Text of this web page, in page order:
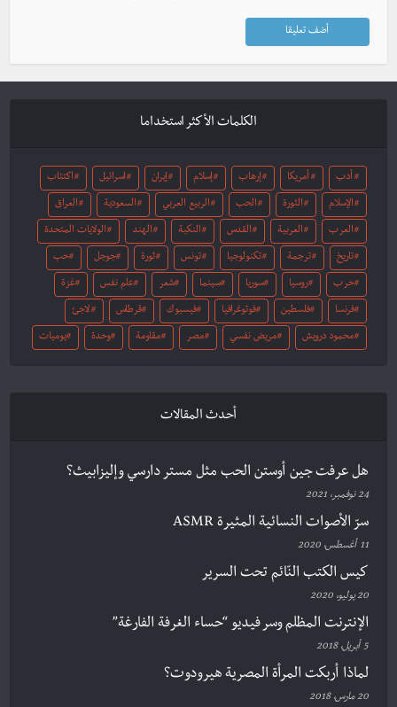
الكلمات الأكثر استخداما
أدب أمريكا إرهاب إسلام إيران اسرائيل اكتئاب
الإسلام الثورة الحب الربيع العربي السعودية العراق
العرب العربية القدس النكبة الهند الولايات المتحدة
تاريخ ترجمة تكنولوجيا تونس ثورة جوجل حب
حرب روسيا سوريا سينما شعر علم نفس غزة
فرنسا فلسطين فوتوغرافيا فيسبوك قرطاس لاجئ
محمود درويش مريض نفسي مصر مقاومة وحدة يوميات
أحدث المقالات
هل عرفت جين أوستن الحب مثل مستر دارسي وإليزابيث؟
24 نوفمبر، 2021
سرّ الأصوات النسائية المثيرة ASMR
11 أغسطس، 2020
كيس الكتب النّائم تحت السرير
20 يوليو، 2020
الإنترنت المظلم وسر فيديو “حساء الغرفة الفارغة”
5 أبريل، 2018
لماذا أربكت المرأة المصرية هيرودوت؟
20 مارس، 2018